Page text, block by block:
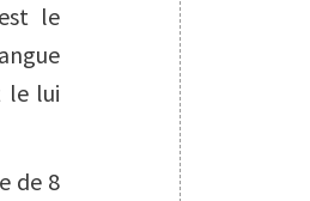
le
le lui
de 8